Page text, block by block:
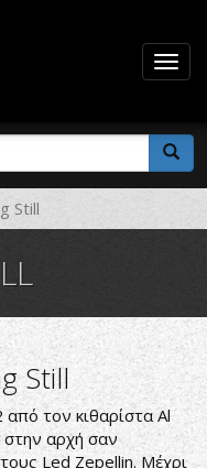
Still
Still
τον κιθαρίστα Al
στην αρχή σαν
Led Zepellin. Μέχρι